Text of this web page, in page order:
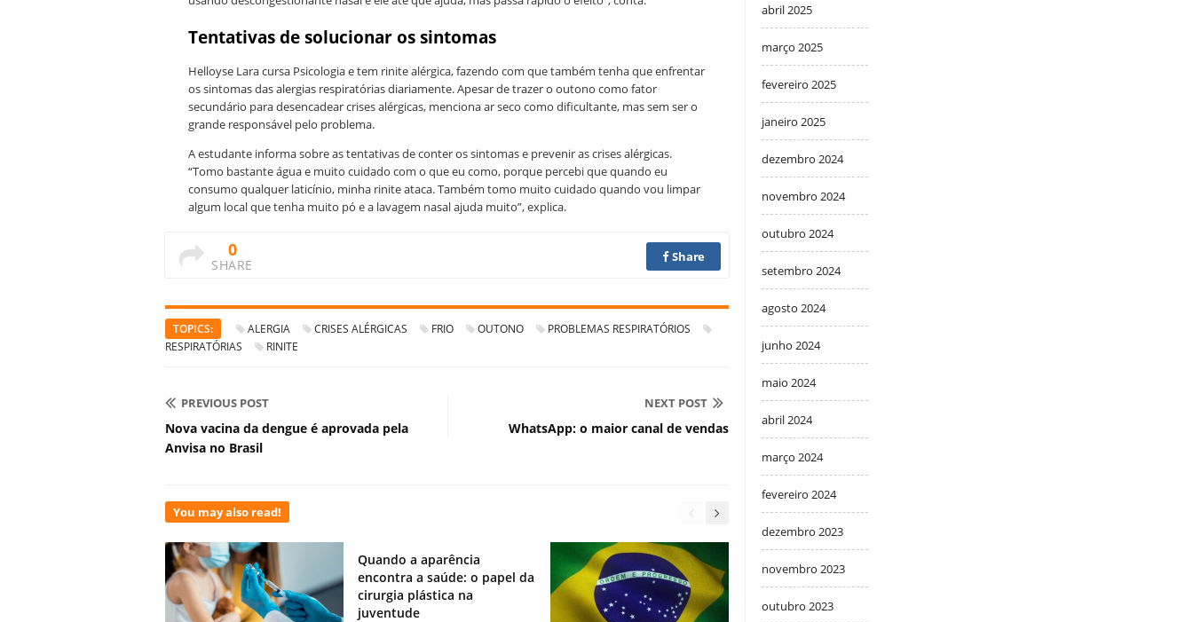
Tentativas de solucionar os sintomas
Helloyse Lara cursa Psicologia e tem rinite alérgica, fazendo com que também tenha que enfrentar
os sintomas das alergias respiratórias diariamente. Apesar de trazer o outono como fator
secundário para desencadear crises alérgicas, menciona ar seco como dificultante, mas sem ser o
grande responsável pelo problema.
A estudante informa sobre as tentativas de conter os sintomas e prevenir as crises alérgicas.
“Tomo bastante água e muito cuidado com o que eu como, porque percebi que quando eu
consumo qualquer laticínio, minha rinite ataca. Também tomo muito cuidado quando vou limpar
algum local que tenha muito pó e a lavagem nasal ajuda muito”, explica.
0
SHARE
Share
TOPICS: ALERGIA CRISES ALÉRGICAS FRIO OUTONO
PROBLEMAS RESPIRATÓRIOS
RESPIRATÓRIAS
RINITE
PREVIOUS POST
Nova vacina da dengue é aprovada pela
Anvisa no Brasil
NEXT POST
WhatsApp: o maior canal de vendas
You may also read!
Quando a aparência
encontra a saúde: o papel da
cirurgia plástica na
juventude
abril 2025
março 2025
fevereiro 2025
janeiro 2025
dezembro 2024
novembro 2024
outubro 2024
setembro 2024
agosto 2024
junho 2024
maio 2024
abril 2024
março 2024
fevereiro 2024
dezembro 2023
novembro 2023
outubro 2023